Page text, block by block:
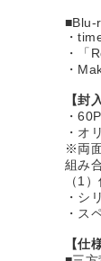
■Blu-
・
・「
・
【封
・
・オ
※両
組み
（1
・シ
・ス
【仕